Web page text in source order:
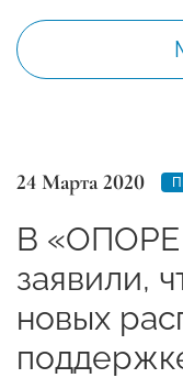
24 Марта 2020
В
заявили,
новых